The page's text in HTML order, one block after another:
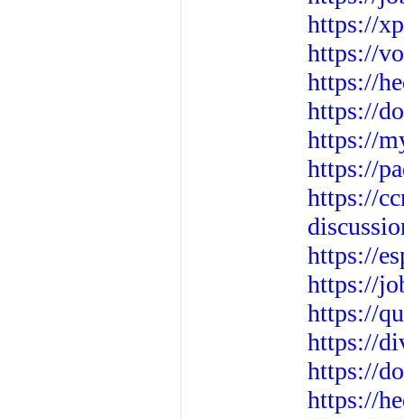
https://
https://
https://
https://
https://
https://
https://
https://
https://
https://
https://
https://
https://